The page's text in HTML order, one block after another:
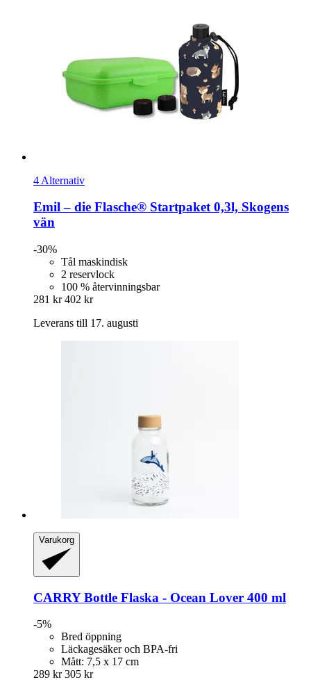
4 Alternativ
Emil – die Flasche® Startpaket 0,3l, Skogens
vän
-30%
Tål maskindisk
2 reservlock
100 % återvinningsbar
281 kr 402 kr
Leverans till 17. augusti
Varukorg
CARRY Bottle Flaska -​ Ocean Lover 400 ml
-5%
Bred öppning
Läckagesäker och BPA-fri
Mått: 7,5 x 17 cm
289 kr 305 kr